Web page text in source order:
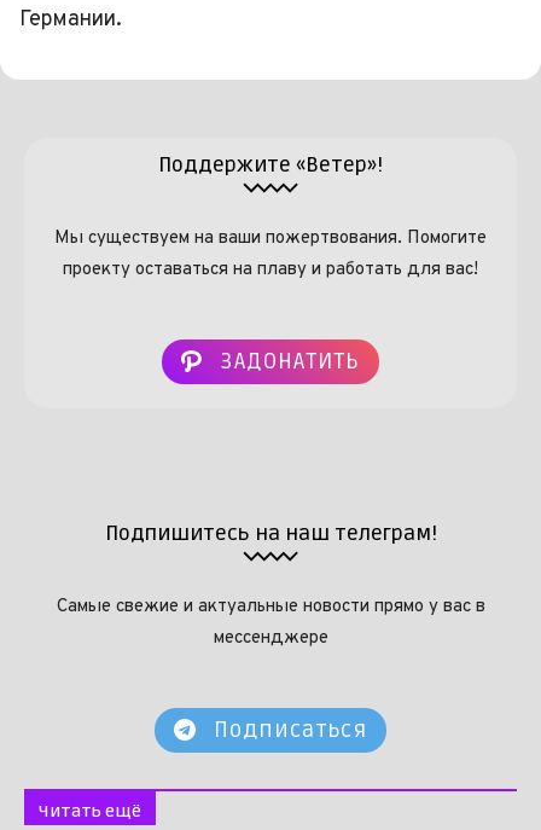
Германии.
Поддержите «Ветер»!
Мы существуем на ваши пожертвования. Помогите
проекту оставаться на плаву и работать для вас!
ЗАДОНАТИТЬ
Подпишитесь на наш телеграм!
Самые свежие и актуальные новости прямо у вас в
мессенджере
Подписаться
Читать ещё